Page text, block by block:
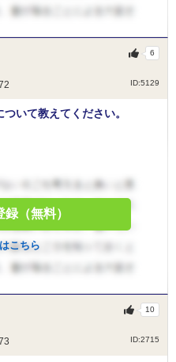
ID:5129
6
いて教えてください。
（無料）
こちら
ID:2715
10